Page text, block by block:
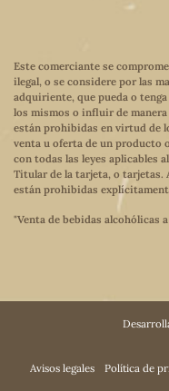
Este comerciante se
ilegal, o se considere por las
adquiriente, que pueda o
los mismos o influir de
están prohibidas en virtud de
venta u oferta de un producto
con todas las leyes aplicables
Titular de la tarjeta, o tarjetas.
están prohibidas
"Venta de bebidas alcohólicas
Avisos legales Política de